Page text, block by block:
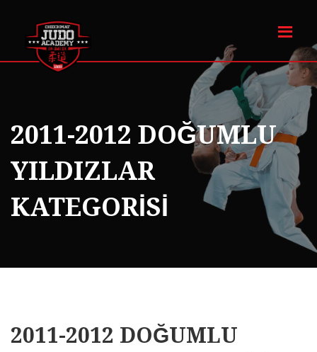
2011-2012 DOĞUMLU
YILDIZLAR
KATEGORİSİ
2011-2012 DOĞUMLU